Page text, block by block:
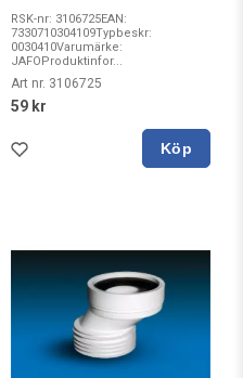
RSK-nr: 3106725EAN:
7330710304109Typbeskr:
0030410Varumärke:
JAFOProduktinfor...
Art nr. 3106725
59 kr
Köp